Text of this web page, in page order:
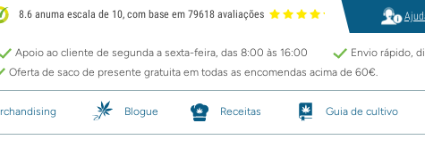
8.6 anuma escala de 10, com base em 79618 avaliações
Apoio ao cliente de segunda a sexta-feira, das 8:00 às 16:00
Envio rápido,
Oferta de saco de presente gratuita em todas as encomendas acima de 60€.
Blogue Receitas Guia de cultivo